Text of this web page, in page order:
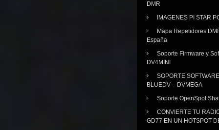
DMR
IMAGENES PI STAR
Mapa Repetidores
España
Soporte Firmware y
DV4MINI
SOPORTE SOFTWARE
BLUEDV – DVMEGA
Soporte OpenSpot
CONVIERTE TU
GD77 EN UN HOTSPOT